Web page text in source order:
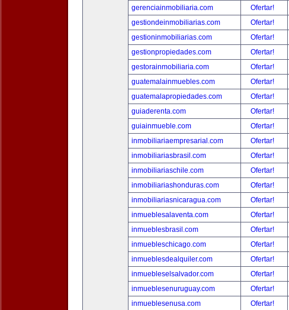
gerenciainmobiliaria.com
Ofertar!
gestiondeinmobiliarias.com
Ofertar!
gestioninmobiliarias.com
Ofertar!
gestionpropiedades.com
Ofertar!
gestorainmobiliaria.com
Ofertar!
guatemalainmuebles.com
Ofertar!
guatemalapropiedades.com
Ofertar!
guiaderenta.com
Ofertar!
guiainmueble.com
Ofertar!
inmobiliariaempresarial.com
Ofertar!
inmobiliariasbrasil.com
Ofertar!
inmobiliariaschile.com
Ofertar!
inmobiliariashonduras.com
Ofertar!
inmobiliariasnicaragua.com
Ofertar!
inmueblesalaventa.com
Ofertar!
inmueblesbrasil.com
Ofertar!
inmuebleschicago.com
Ofertar!
inmueblesdealquiler.com
Ofertar!
inmuebleselsalvador.com
Ofertar!
inmueblesenuruguay.com
Ofertar!
inmueblesenusa.com
Ofertar!